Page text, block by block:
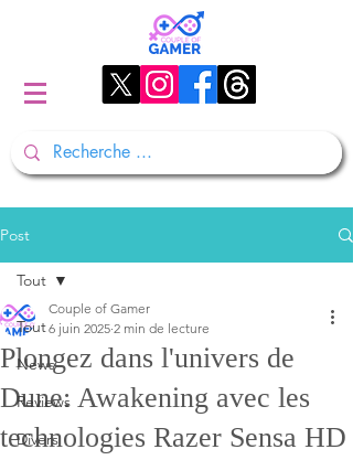
Post
Tout
News
Reviews
Divers
Tout
Plongez dans l'univers de
Dune: Awakening avec les
technologies Razer Sensa HD
Couple of Gamer
6 juin 2025 2 min de lecture